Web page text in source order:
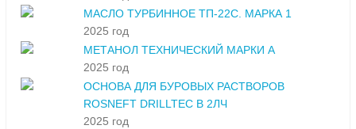
МАСЛО ТУРБИННОЕ ТП-22С. МАРКА 1
2025 год
МЕТАНОЛ ТЕХНИЧЕСКИЙ МАРКИ А
2025 год
ОСНОВА ДЛЯ БУРОВЫХ РАСТВОРОВ
ROSNEFT DRILLTEC В 2ЛЧ
2025 год